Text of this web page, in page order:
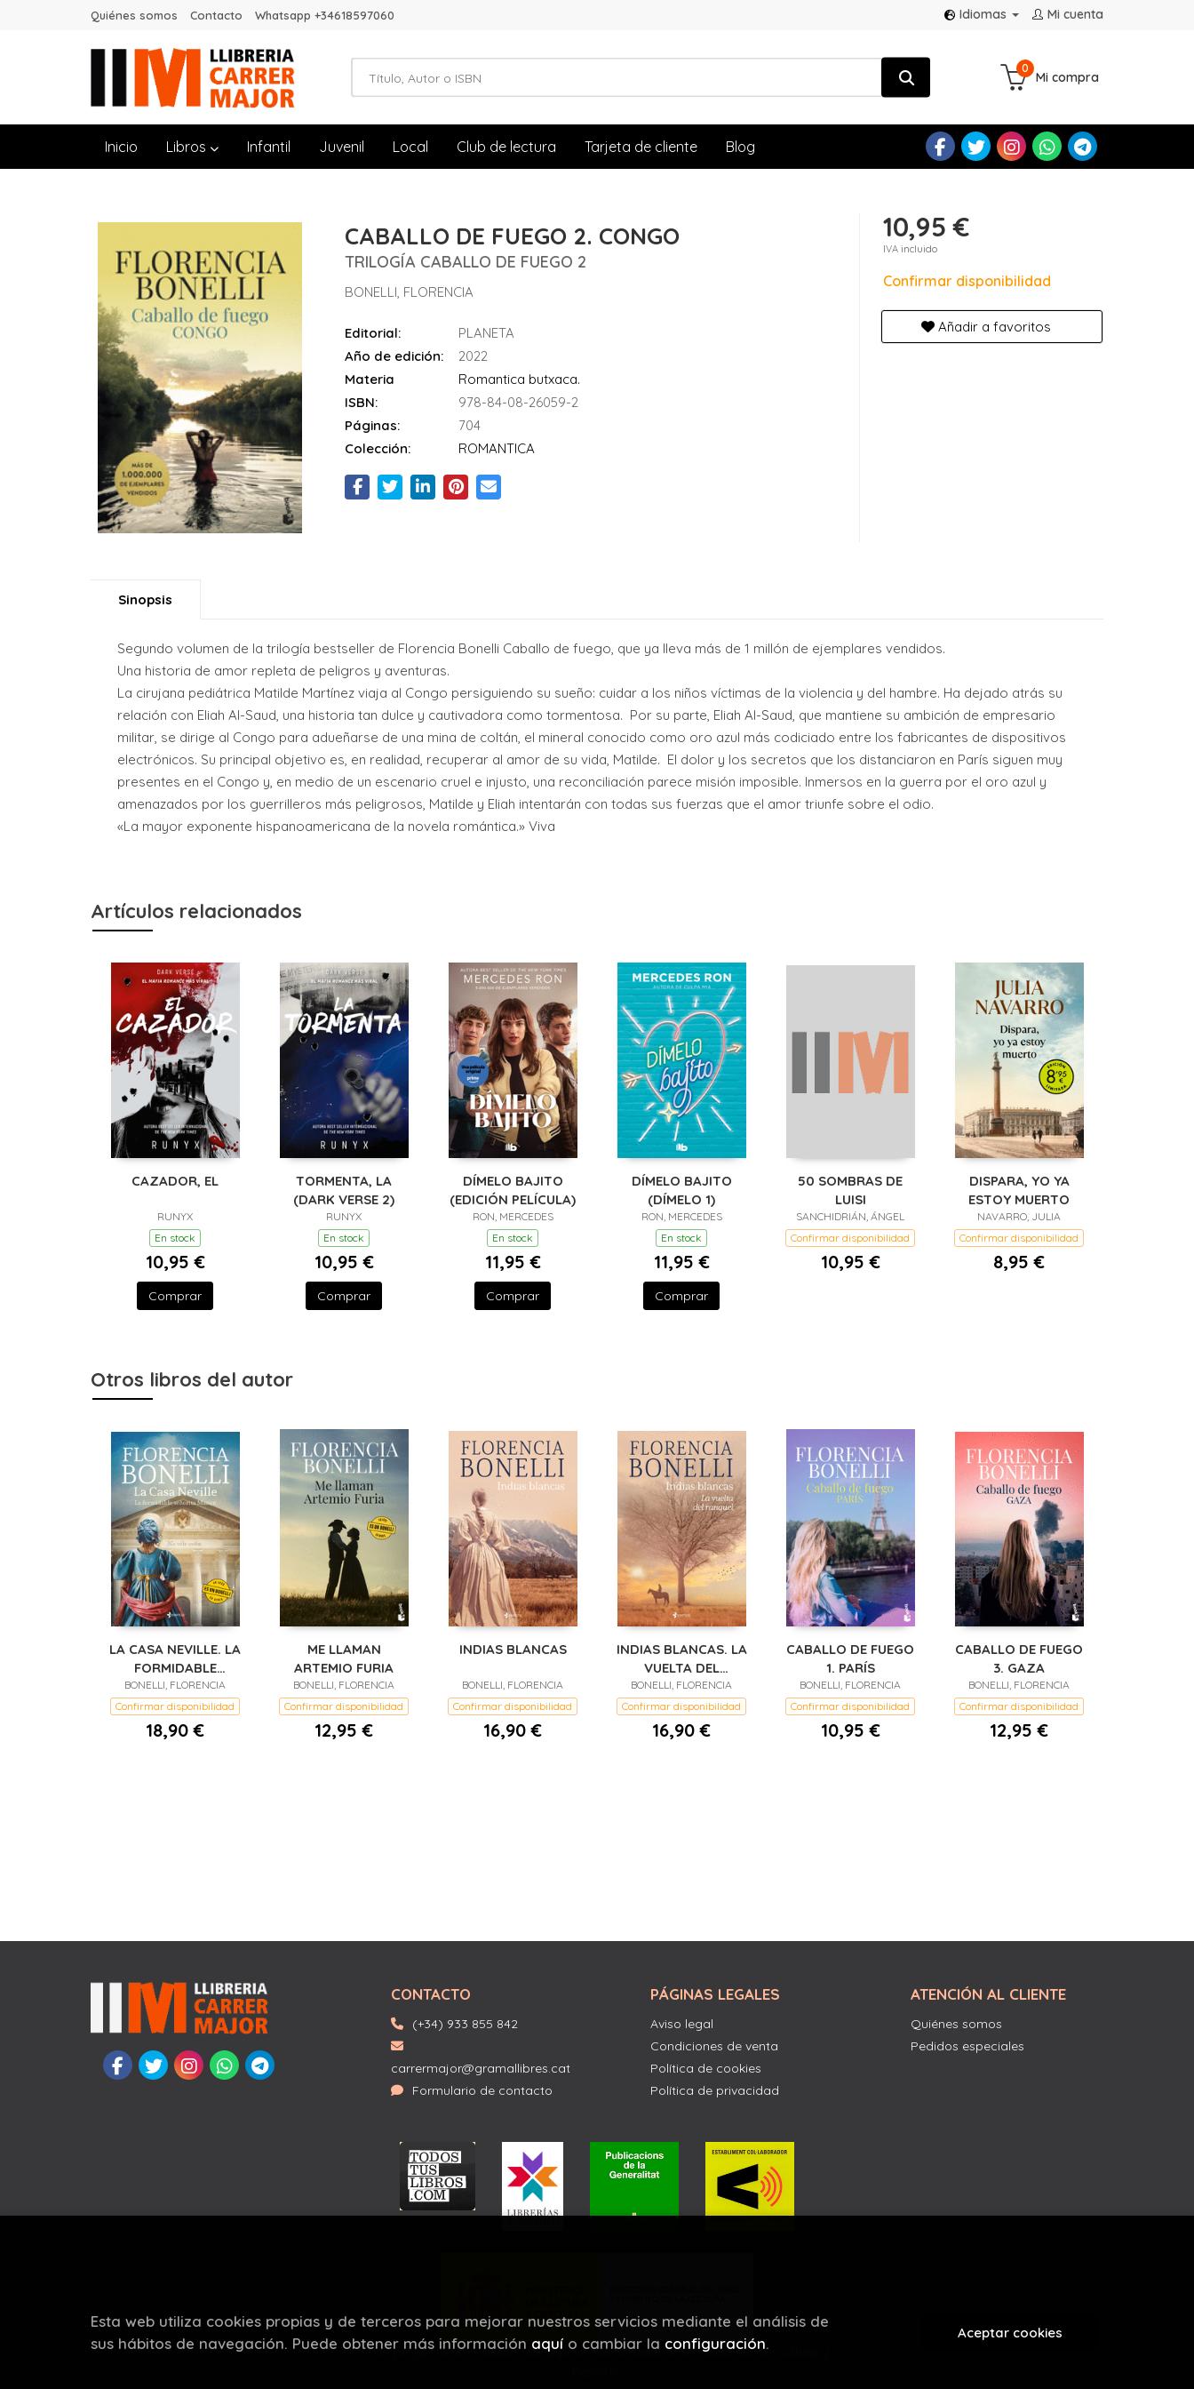
Mi cuenta
Idiomas
Quiénes somos Contacto Whatsapp +34618597060
Mi compra
0
Inicio Libros Infantil Juvenil Local Club de lectura Tarjeta de cliente Blog
CABALLO DE FUEGO 2. CONGO
TRILOGÍA CABALLO DE FUEGO 2
BONELLI, FLORENCIA
Editorial:
PLANETA
Año de edición:
2022
Materia
Romantica butxaca.
ISBN:
978-84-08-26059-2
Páginas:
704
Colección:
ROMANTICA
10,95 €
IVA incluido
Confirmar disponibilidad
Añadir a favoritos
Sinopsis
Segundo volumen de la trilogía bestseller de Florencia Bonelli Caballo de fuego, que ya lleva más de 1 millón de ejemplares vendidos.
Una historia de amor repleta de peligros y aventuras.
La cirujana pediátrica Matilde Martínez viaja al Congo persiguiendo su sueño: cuidar a los niños víctimas de la violencia y del hambre. Ha dejado atrás su
relación con Eliah Al-Saud, una historia tan dulce y cautivadora como tormentosa. Por su parte, Eliah Al-Saud, que mantiene su ambición de empresario
militar, se dirige al Congo para adueñarse de una mina de coltán, el mineral conocido como oro azul más codiciado entre los fabricantes de dispositivos
electrónicos. Su principal objetivo es, en realidad, recuperar al amor de su vida, Matilde. El dolor y los secretos que los distanciaron en París siguen muy
presentes en el Congo y, en medio de un escenario cruel e injusto, una reconciliación parece misión imposible. Inmersos en la guerra por el oro azul y
amenazados por los guerrilleros más peligrosos, Matilde y Eliah intentarán con todas sus fuerzas que el amor triunfe sobre el odio.
«La mayor exponente hispanoamericana de la novela romántica.» Viva
Artículos relacionados
CAZADOR, EL
RUNYX
En stock
10,95 €
Comprar
TORMENTA, LA
(DARK VERSE 2)
RUNYX
En stock
10,95 €
Comprar
DÍMELO BAJITO
(EDICIÓN PELÍCULA)
RON, MERCEDES
En stock
11,95 €
Comprar
DÍMELO BAJITO
(DÍMELO 1)
RON, MERCEDES
En stock
11,95 €
Comprar
50 SOMBRAS DE
LUISI
SANCHIDRIÁN, ÁNGEL
Confirmar disponibilidad
10,95 €
DISPARA, YO YA
ESTOY MUERTO
NAVARRO, JULIA
Confirmar disponibilidad
8,95 €
Otros libros del autor
LA CASA NEVILLE. LA
FORMIDABLE
SEÑORITA MANON
BONELLI, FLORENCIA
Confirmar disponibilidad
18,90 €
ME LLAMAN
ARTEMIO FURIA
BONELLI, FLORENCIA
Confirmar disponibilidad
12,95 €
INDIAS BLANCAS
BONELLI, FLORENCIA
Confirmar disponibilidad
16,90 €
INDIAS BLANCAS. LA
VUELTA DEL
RANQUEL
BONELLI, FLORENCIA
Confirmar disponibilidad
16,90 €
CABALLO DE FUEGO
1. PARÍS
BONELLI, FLORENCIA
Confirmar disponibilidad
10,95 €
CABALLO DE FUEGO
3. GAZA
BONELLI, FLORENCIA
Confirmar disponibilidad
12,95 €
CONTACTO
(+34) 933 855 842
carrermajor@gramallibres.cat
Formulario de contacto
PÁGINAS LEGALES
Aviso legal
Condiciones de venta
Política de cookies
Política de privacidad
ATENCIÓN AL CLIENTE
Quiénes somos
Pedidos especiales
Este proyecto ha recibido una ayuda extraordinaria del Ministerio de Cultura y
Esta web utiliza cookies propias y de terceros para mejorar nuestros servicios mediante el análisis de
sus hábitos de navegación. Puede obtener más información aquí o cambiar la configuración.
Aceptar cookies